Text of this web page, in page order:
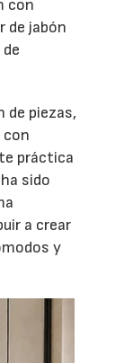
con
de jabón
de piezas,
con
práctica
sido
a crear
y